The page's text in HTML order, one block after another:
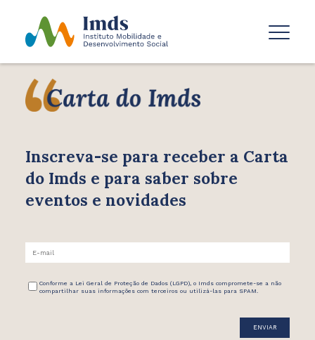
Inscreva-se para receber a Carta
do Imds e para saber sobre
eventos e novidades
Conforme a Lei Geral de Proteção de Dados (LGPD), o Imds compromete-se a não
compartilhar suas informações com terceiros ou utilizá-las para SPAM.